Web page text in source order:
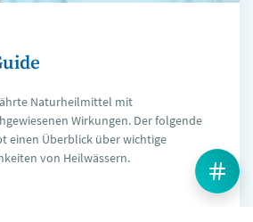
Naturheilmittel mit
Wirkungen. Der folgende
einen Überblick über wichtige
von Heilwässern.